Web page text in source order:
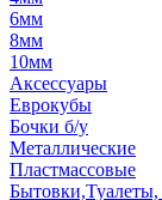
6мм
8мм
10мм
Аксессуары
Еврокубы
Бочки б/у
Металлические
Пластмассовые